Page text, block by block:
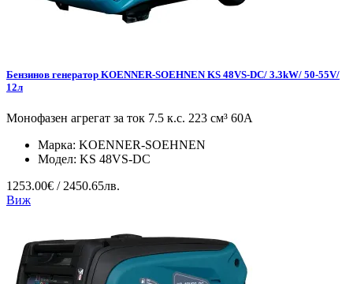
Бензинов генератор KOENNER-SOEHNEN KS 48VS-DC/ 3.3kW/ 50-55V/
12л
Монофазен агрегат за ток 7.5 к.с. 223 см³ 60А
Марка: KOENNER-SOEHNEN
Модел: KS 48VS-DC
1253.00€ / 2450.65лв.
Виж